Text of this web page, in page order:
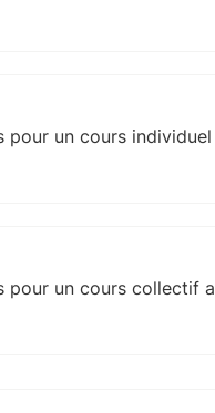
pour un cours
pour un cours collectif